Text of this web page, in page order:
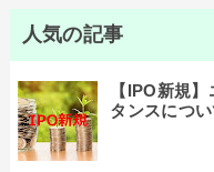
人気の記事
【IPO新規
タンスについ